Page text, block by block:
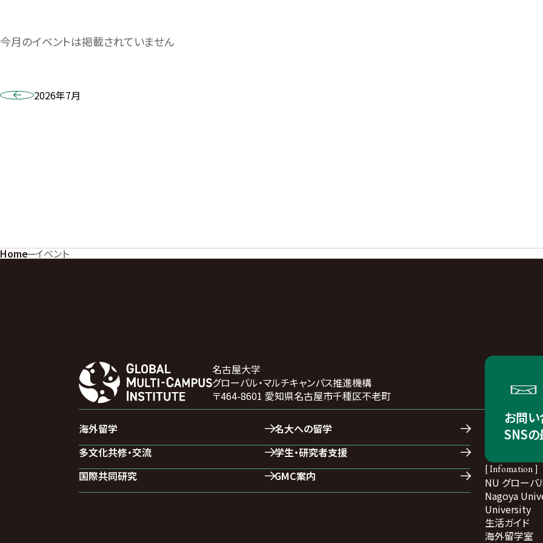
今月のイベントは掲載されていません
2026年7月
Home イベント
名古屋大学
グローバル・マルチキャンパス推進機構
〒464-8601 愛知県名古屋市千種区不老町
海外留学
名大への留学
多文化共修・交流
学生・研究者支援
国際共同研究
GMC案内
お問
SNSの
[ Infomation ]
NU グローバ
Nagoya
University
生活ガイド
海外留学室